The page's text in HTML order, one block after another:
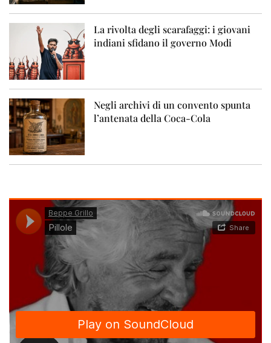
La rivolta degli scarafaggi: i giovani
indiani sfidano il governo Modi
Negli archivi di un convento spunta
l’antenata della Coca-Cola